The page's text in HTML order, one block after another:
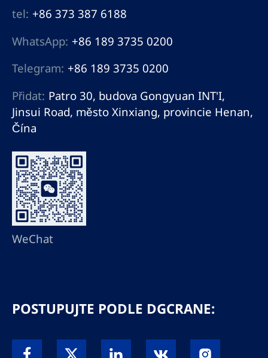
tel: +86 373 387 6188
WhatsApp: +86 189 3735 0200
Telegram: +86 189 3735 0200
Přidat: Patro 30, budova Gongyuan INT'I,
Jinsui Road, město Xinxiang, provincie Henan,
Čína
WeChat
POSTUPUJTE PODLE DGCRANE: